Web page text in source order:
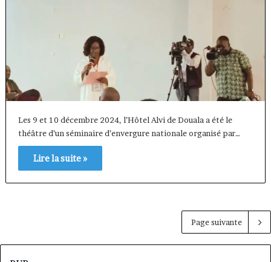
Les 9 et 10 décembre 2024, l’Hôtel Alvi de Douala a été le
théâtre d’un séminaire d’envergure nationale organisé par…
Lire la suite »
Page suivante